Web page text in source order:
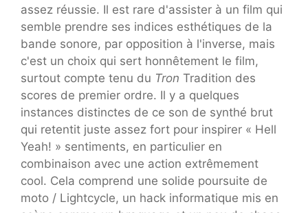
assez réussie. Il est rare d'assister à un film qui
semble prendre ses indices esthétiques de la
bande sonore, par opposition à l'inverse, mais
c'est un choix qui sert honnêtement le film,
surtout compte tenu du Tron Tradition des
scores de premier ordre. Il y a quelques
instances distinctes de ce son de synthé brut
qui retentit juste assez fort pour inspirer « Hell
Yeah! » sentiments, en particulier en
combinaison avec une action extrêmement
cool. Cela comprend une solide poursuite de
moto / Lightcycle, un hack informatique mis en